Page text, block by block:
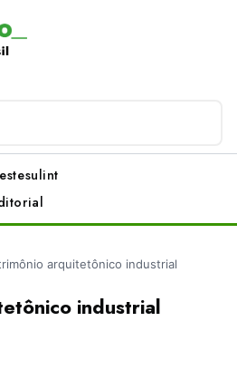
sulint
arquitetônico industrial
industrial